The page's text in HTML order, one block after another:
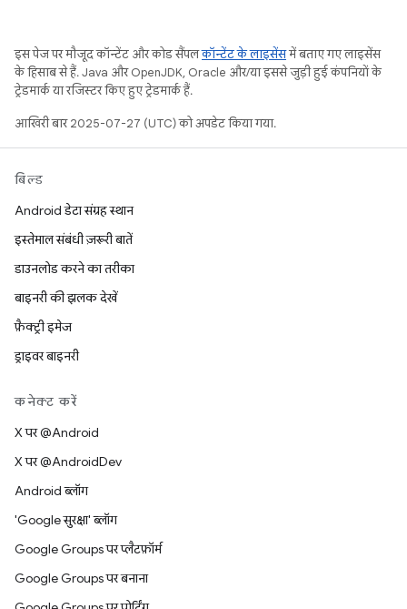
इस पेज पर मौजूद कॉन्टेंट और कोड सैंपलकॉन्टेंट के लाइसेंसमें बताए गए लाइसेंस
के हिसाब से हैं. Java और OpenJDK, Oracle और/या इससे जुड़ी हुई कंपनियों के
ट्रेडमार्क या रजिस्टर किए हुए ट्रेडमार्क हैं.
आखिरी बार 2025-07-27 (UTC) को अपडेट किया गया.
बिल्ड
Android डेटा संग्रह स्थान
इस्तेमाल संबंधी ज़रूरी बातें
डाउनलोड करने का तरीका
बाइनरी की झलक देखें
फ़ैक्ट्री इमेज
ड्राइवर बाइनरी
कनेक्ट करें
X पर @Android
X पर @AndroidDev
Android ब्लॉग
'Google सुरक्षा' ब्लॉग
Google Groups पर प्लैटफ़ॉर्म
Google Groups पर बनाना